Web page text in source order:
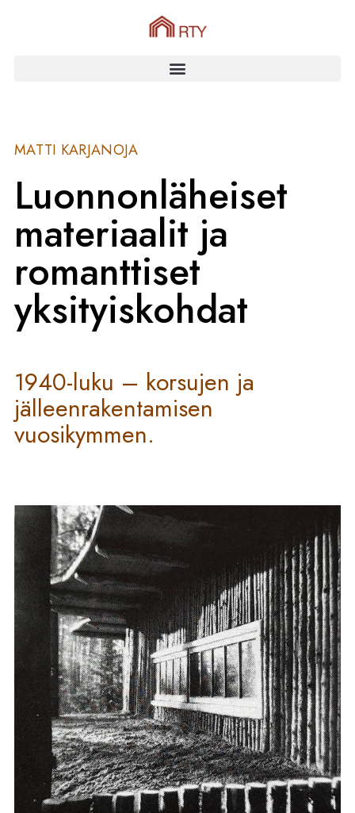
MATTI KARJANOJA
Luonnonläheiset
materiaalit ja
romanttiset
yksityiskohdat
1940-luku – korsujen ja
jälleenrakentamisen
vuosikymmen.